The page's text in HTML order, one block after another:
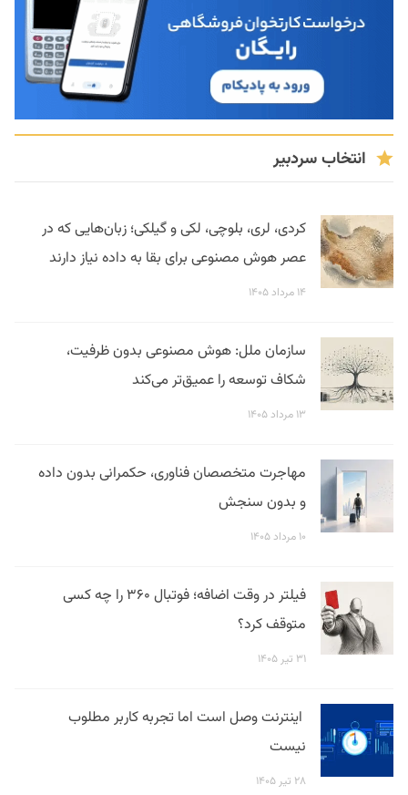
انتخاب سردبیر
کردی، لری، بلوچی، لکی و گیلکی؛ زبان‌هایی که در
عصر هوش مصنوعی برای بقا به داده نیاز دارند
۱۴ مرداد ۱۴۰۵
سازمان ملل: هوش مصنوعی بدون ظرفیت،
شکاف توسعه را عمیق‌تر می‌کند
۱۳ مرداد ۱۴۰۵
مهاجرت متخصصان فناوری، حکمرانی بدون داده
و بدون سنجش
۱۰ مرداد ۱۴۰۵
فیلتر در وقت اضافه؛ فوتبال ۳۶۰ را چه کسی
متوقف کرد؟
۳۱ تیر ۱۴۰۵
اینترنت وصل است اما تجربه کاربر مطلوب
نیست
۲۸ تیر ۱۴۰۵